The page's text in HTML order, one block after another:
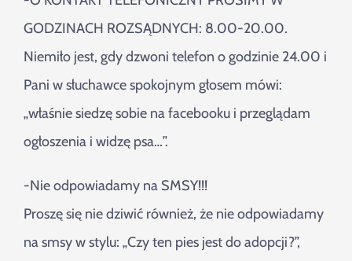
Szukaj
GODZINACH ROZSĄDNYCH: 8.00-20.00.
Niemiło jest, gdy dzwoni telefon o godzinie 24.00 i
Pani w słuchawce spokojnym głosem mówi:
„właśnie siedzę sobie na facebooku i przeglądam
ogłoszenia i widzę psa…”.
-Nie odpowiadamy na SMSY!!!
Proszę się nie dziwić również, że nie odpowiadamy
na smsy w stylu: „Czy ten pies jest do adopcji?”,